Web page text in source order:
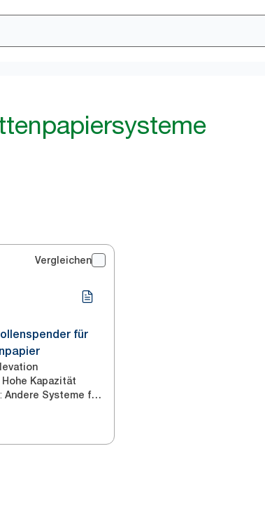
Vergleichen
für
Hohe Kapazität
: Andere Systeme für Toilettenpapier